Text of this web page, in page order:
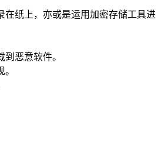
在纸上，亦或是运用加密存储工具进
恶意软件。